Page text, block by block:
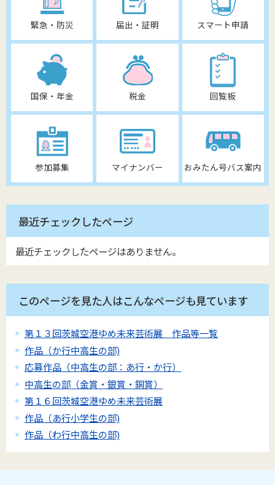
緊急・防災 届出・証明 スマート申請
国保・年金 税金 回覧板
参加募集 マイナンバー おみたん号バス案内
最近チェックしたページ
最近チェックしたページはありません。
このページを見た人はこんなページも見ています
第１３回茨城空港ゆめ未来芸術展 作品等一覧
作品（か行中高生の部)
応募作品（中高生の部：あ行・か行）
中高生の部（金賞・銀賞・銅賞）
第１６回茨城空港ゆめ未来芸術展
作品（あ行小学生の部)
作品（わ行中高生の部)